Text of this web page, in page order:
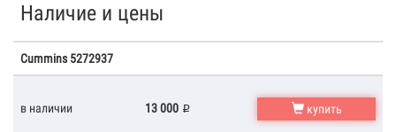
Наличие и цены
Cummins 5272937
в наличии 13 000 купить